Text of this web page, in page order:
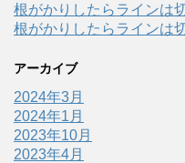
根がかりしたらラインは
根がかりしたらラインは
アーカイブ
2024年3月
2024年1月
2023年10月
2023年4月